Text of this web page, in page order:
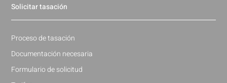
Solicitar tasación
Proceso de tasación
Documentación necesaria
Formulario de solicitud